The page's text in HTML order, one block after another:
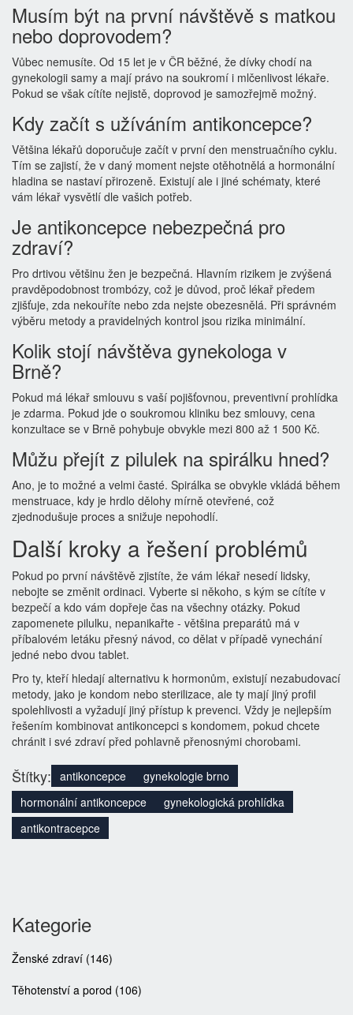
Musím být na první návštěvě s matkou
nebo doprovodem?
Vůbec nemusíte. Od 15 let je v ČR běžné, že dívky chodí na
gynekologii samy a mají právo na soukromí i mlčenlivost lékaře.
Pokud se však cítíte nejistě, doprovod je samozřejmě možný.
Kdy začít s užíváním antikoncepce?
Většina lékařů doporučuje začít v první den menstruačního cyklu.
Tím se zajistí, že v daný moment nejste otěhotnělá a hormonální
hladina se nastaví přirozeně. Existují ale i jiné schématy, které
vám lékař vysvětlí dle vašich potřeb.
Je antikoncepce nebezpečná pro
zdraví?
Pro drtivou většinu žen je bezpečná. Hlavním rizikem je zvýšená
pravděpodobnost trombózy, což je důvod, proč lékař předem
zjišťuje, zda nekouříte nebo zda nejste obezesnělá. Při správném
výběru metody a pravidelných kontrol jsou rizika minimální.
Kolik stojí návštěva gynekologa v
Brně?
Pokud má lékař smlouvu s vaší pojišťovnou, preventivní prohlídka
je zdarma. Pokud jde o soukromou kliniku bez smlouvy, cena
konzultace se v Brně pohybuje obvykle mezi 800 až 1 500 Kč.
Můžu přejít z pilulek na spirálku hned?
Ano, je to možné a velmi časté. Spirálka se obvykle vkládá během
menstruace, kdy je hrdlo dělohy mírně otevřené, což
zjednodušuje proces a snižuje nepohodlí.
Další kroky a řešení problémů
Pokud po první návštěvě zjistíte, že vám lékař nesedí lidsky,
nebojte se změnit ordinaci. Vyberte si někoho, s kým se cítíte v
bezpečí a kdo vám dopřeje čas na všechny otázky. Pokud
zapomenete pilulku, nepanikařte - většina preparátů má v
příbalovém letáku přesný návod, co dělat v případě vynechání
jedné nebo dvou tablet.
Pro ty, kteří hledají alternativu k hormonům, existují nezabudovací
metody, jako je kondom nebo sterilizace, ale ty mají jiný profil
spolehlivosti a vyžadují jiný přístup k prevenci. Vždy je nejlepším
řešením kombinovat antikoncepci s kondomem, pokud chcete
chránit i své zdraví před pohlavně přenosnými chorobami.
Štítky: antikoncepce
gynekologie brno
hormonální antikoncepce
gynekologická prohlídka
antikontracepce
Kategorie
Ženské zdraví (146)
Těhotenství a porod (106)